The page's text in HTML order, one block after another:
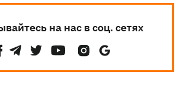
на нас в соц. сетях